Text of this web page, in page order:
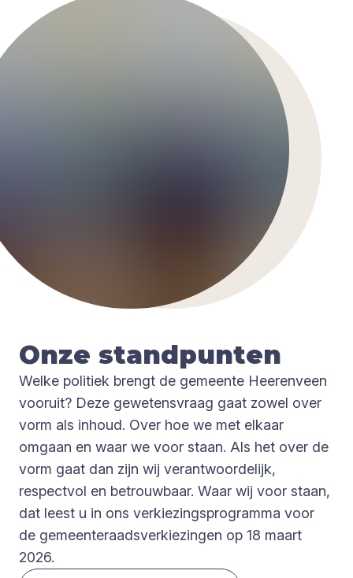
Onze stand­pun­ten
Welke politiek brengt de gemeente Heerenveen
vooruit? Deze gewetensvraag gaat zowel over
vorm als inhoud. Over hoe we met elkaar
omgaan en waar we voor staan. Als het over de
vorm gaat dan zijn wij verantwoordelijk,
respectvol en betrouwbaar. Waar wij voor staan,
dat leest u in ons verkiezingsprogramma voor
de gemeenteraadsverkiezingen op 18 maart
2026.